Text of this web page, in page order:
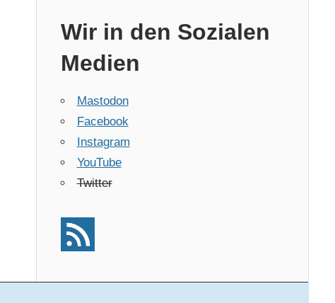
Wir in den Sozialen
Medien
Mastodon
Facebook
Instagram
YouTube
Twitter